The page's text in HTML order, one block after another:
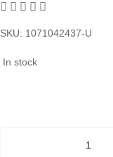
SKU: 1071042437-U
In stock